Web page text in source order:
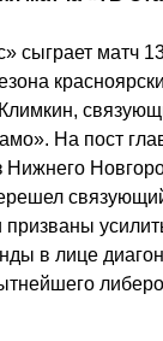
сыграет матч
На пост
Нижнего
в лице